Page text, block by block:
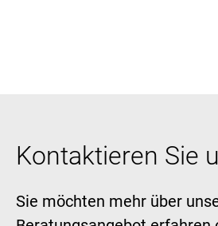
Kontaktieren Sie
Sie möchten mehr über